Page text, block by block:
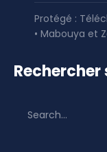
Protégé :
• Mabouya et
Rechercher